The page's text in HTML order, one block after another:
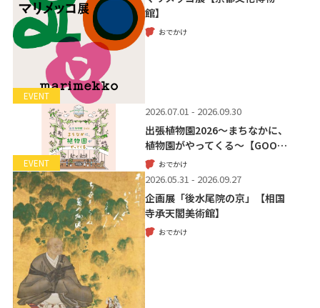
EVENT
館】
おでかけ
EVENT
2026.07.01 - 2026.09.30
出張植物園2026～まちなかに、
植物園がやってくる～【GOO…
おでかけ
2026.05.31 - 2026.09.27
企画展「後水尾院の京」【相国
寺承天閣美術館】
おでかけ